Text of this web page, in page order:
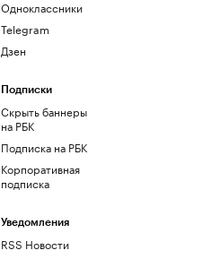
Одноклассники
Telegram
Дзен
Подписки
Скрыть баннеры
на РБК
Подписка на РБК
Корпоративная
подписка
Уведомления
RSS Новости